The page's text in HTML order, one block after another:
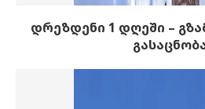
დრეზდენი 1 დღეში –